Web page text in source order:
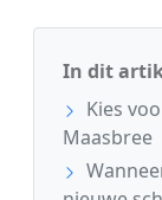
In dit
Kies
Maasbree